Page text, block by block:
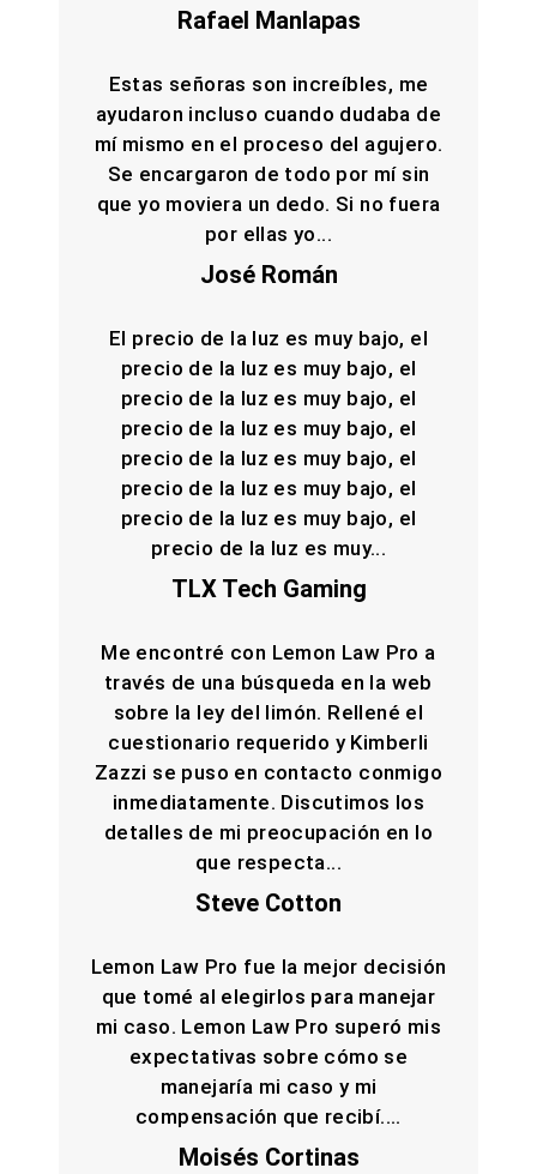
Rafael Manlapas
Estas señoras son increíbles, me
ayudaron incluso cuando dudaba de
mí mismo en el proceso del agujero.
Se encargaron de todo por mí sin
que yo moviera un dedo. Si no fuera
por ellas yo...
José Román
El precio de la luz es muy bajo, el
precio de la luz es muy bajo, el
precio de la luz es muy bajo, el
precio de la luz es muy bajo, el
precio de la luz es muy bajo, el
precio de la luz es muy bajo, el
precio de la luz es muy bajo, el
precio de la luz es muy...
TLX Tech Gaming
Me encontré con Lemon Law Pro a
través de una búsqueda en la web
sobre la ley del limón. Rellené el
cuestionario requerido y Kimberli
Zazzi se puso en contacto conmigo
inmediatamente. Discutimos los
detalles de mi preocupación en lo
que respecta...
Steve Cotton
Lemon Law Pro fue la mejor decisión
que tomé al elegirlos para manejar
mi caso. Lemon Law Pro superó mis
expectativas sobre cómo se
manejaría mi caso y mi
compensación que recibí....
Moisés Cortinas